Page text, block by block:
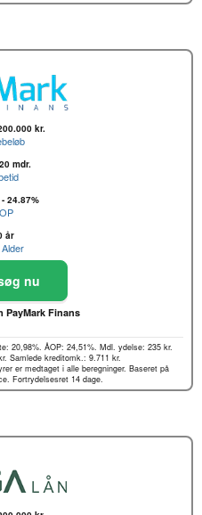
kr.
mdr.
24.87%
år
nu
PayMark Finans
20,98%. ÅOP: 24,51%. Mdl. ydelse: 235 kr.
Samlede kreditomk.: 9.711 kr.
er medtaget i alle beregninger. Baseret på
Fortrydelsesret 14 dage.